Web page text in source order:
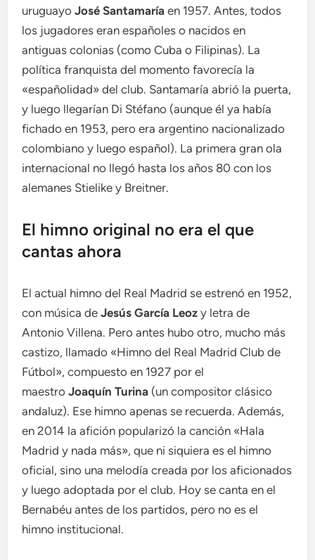
uruguayoJosé Santamaría en 1957. Antes, todos
los jugadores eran españoles o nacidos en
antiguas colonias (como Cuba o Filipinas). La
política franquista del momento favorecía la
«españolidad» del club. Santamaría abrió la puerta,
y luego llegarían Di Stéfano (aunque él ya había
fichado en 1953, pero era argentino nacionalizado
colombiano y luego español). La primera gran ola
internacional no llegó hasta los años 80 con los
alemanes Stielike y Breitner.
El himno original no era el que
cantas ahora
El actual himno del Real Madrid se estrenó en 1952,
con música deJesús García Leoz y letra de
Antonio Villena. Pero antes hubo otro, mucho más
castizo, llamado «Himno del Real Madrid Club de
Fútbol», compuesto en 1927 por el
maestroJoaquín Turina (un compositor clásico
andaluz). Ese himno apenas se recuerda. Además,
en 2014 la afición popularizó la canción «Hala
Madrid y nada más», que ni siquiera es el himno
oficial, sino una melodía creada por los aficionados
y luego adoptada por el club. Hoy se canta en el
Bernabéu antes de los partidos, pero no es el
himno institucional.